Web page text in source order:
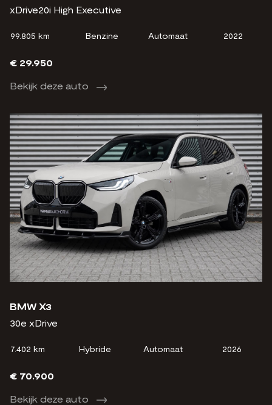
xDrive20i High Executive
99.805 km Benzine Automaat 2022
€ 29.950
Bekijk deze auto
BMW X3
30e xDrive
7.402 km Hybride Automaat 2026
€ 70.900
Bekijk deze auto